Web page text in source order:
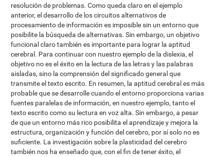
resolución de problemas. Como queda claro en el ejemplo
anterior, el desarrollo de los circuitos alternativos de
procesamiento de información es imposible sin un entorno que
posibilite la búsqueda de alternativas. Sin embargo, un objetivo
funcional claro también es importante para lograr la aptitud
cerebral. Para continuar con nuestro ejemplo de la dislexia, el
objetivo no es el éxito en la lectura de las letras y las palabras
aisladas, sino la comprensión del significado general que
transmite el texto escrito. En resumen, la aptitud cerebral es más
probable que se desarrolle cuando el entorno proporciona varias
fuentes paralelas de información, en nuestro ejemplo, tanto el
texto escrito como su lectura en voz alta. Sin embargo, a pesar
de que un entorno más rico posibilita el aprendizaje y mejora la
estructura, organización y función del cerebro, por sí solo no es
suficiente. La investigación sobre la plasticidad del cerebro
también nos ha enseñado que, con el fin de tener éxito, el